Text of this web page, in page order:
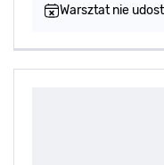
Warsztat nie